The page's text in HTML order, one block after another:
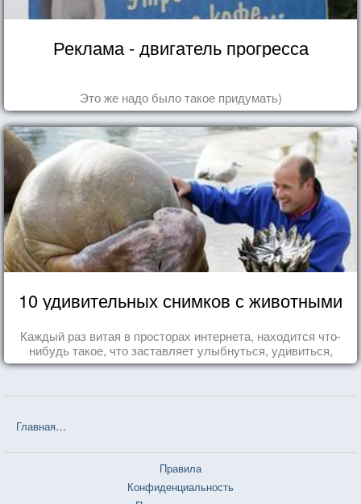
Реклама - двигатель прогресса
Это же надо было такое придумать)
10 удивительных снимков с животными
Каждый раз витая в просторах интернета, находится что-
нибудь такое, что заставляет улыбнуться, удивиться,
восхититься...
Главная
Правила
Конфиденциальность